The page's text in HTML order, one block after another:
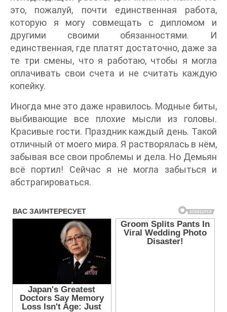
это, пожалуй, почти единственная работа,
которую я могу совмещать с дипломом и
другими своими обязанностями. И
единственная, где платят достаточно, даже за
те три смены, что я работаю, чтобы я могла
оплачивать свои счета и не считать каждую
копейку.
Иногда мне это даже нравилось. Модные биты,
выбивающие все плохие мысли из головы.
Красивые гости. Праздник каждый день. Такой
отличный от моего мира. Я растворялась в нём,
забывая все свои проблемы и дела. Но Демьян
всё портил! Сейчас я не могла забыться и
абстрагироваться.